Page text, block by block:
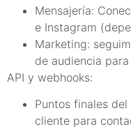
Mensajería:
e Instagram
Marketing:
de audiencia
API y webhooks:
Puntos finales
cliente para